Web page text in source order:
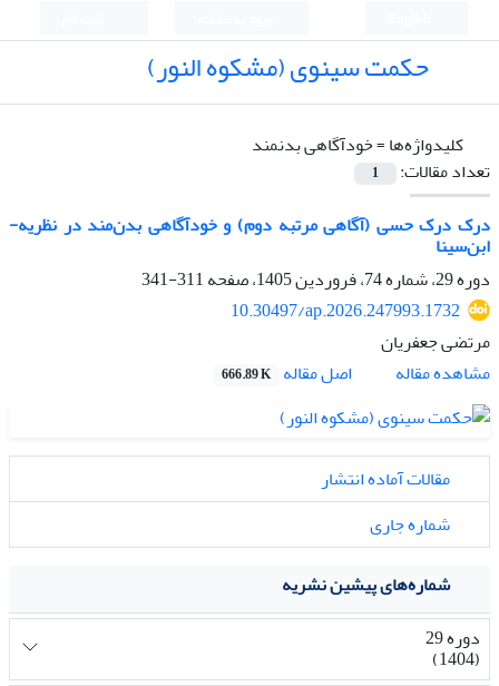
حکمت سینوی (مشکوه النور)
کلیدواژه‌ها =خودآگاهی بدن­مند
تعداد مقالات:
1
درک درک حسی (آگاهی مرتبه­ دوم) و خودآگاهی بدن‌مند در نظریه­
ابن‌سینا
دوره 29، شماره 74، فروردین 1405، صفحه
311-341
10.30497/ap.2026.247993.1732
مرتضی جعفریان
مشاهده مقاله
اصل مقاله 666.89 K
مقالات آماده انتشار
شماره جاری
شماره‌های پیشین نشریه
دوره 29
(1404)